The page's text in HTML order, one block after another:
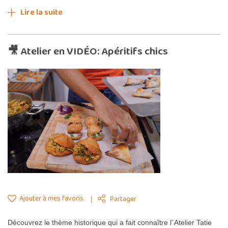
Lire la suite
🎥 Atelier en VIDÉO: Apéritifs chics
Ajouter à mes favoris Partager
Découvrez le thème historique qui a fait connaître l´Atelier Tatie